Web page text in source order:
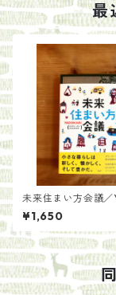
最
未来住まい方会議
RI
¥1,650